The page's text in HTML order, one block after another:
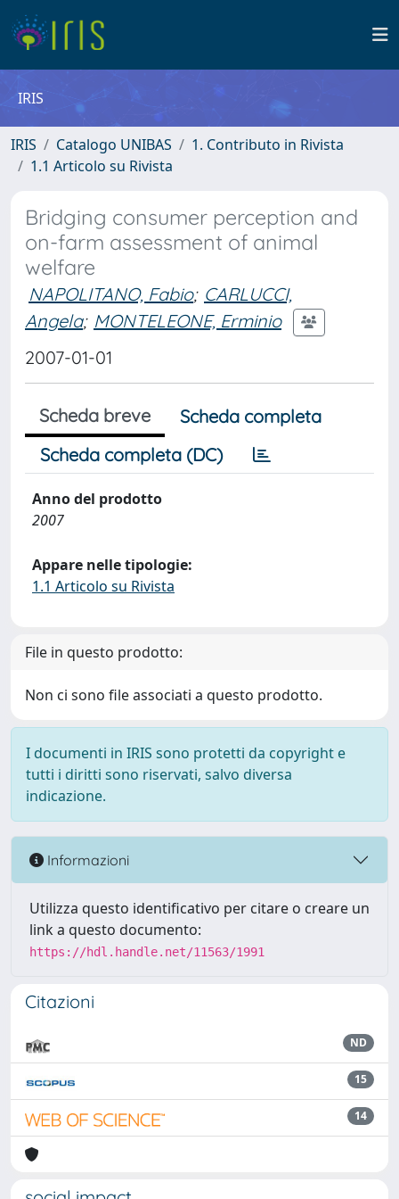
IRIS
IRIS Catalogo UNIBAS
1. Contributo in Rivista
1.1 Articolo su Rivista
Bridging consumer perception and
on-farm assessment of animal
welfare
NAPOLITANO, Fabio; CARLUCCI,
Angela; MONTELEONE, Erminio
2007-01-01
Scheda breve
Scheda completa
Scheda completa (DC)
Anno del prodotto
2007
Appare nelle tipologie:
1.1 Articolo su Rivista
File in questo prodotto:
Non ci sono file associati a questo prodotto.
I documenti in IRIS sono protetti da copyright e
tutti i diritti sono riservati, salvo diversa
indicazione.
Informazioni
Utilizza questo identificativo per citare o creare un
link a questo documento:
https://hdl.handle.net/11563/1991
Citazioni
ND
15
14